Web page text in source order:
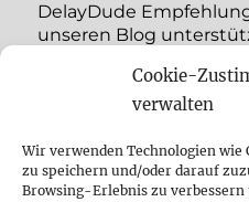
Cookie-
verwalten
Wir verwenden Technologien
zu speichern und/oder darauf
Browsing-Erlebnis zu
DelayDude
unseren Blog
YouTube
Instagram